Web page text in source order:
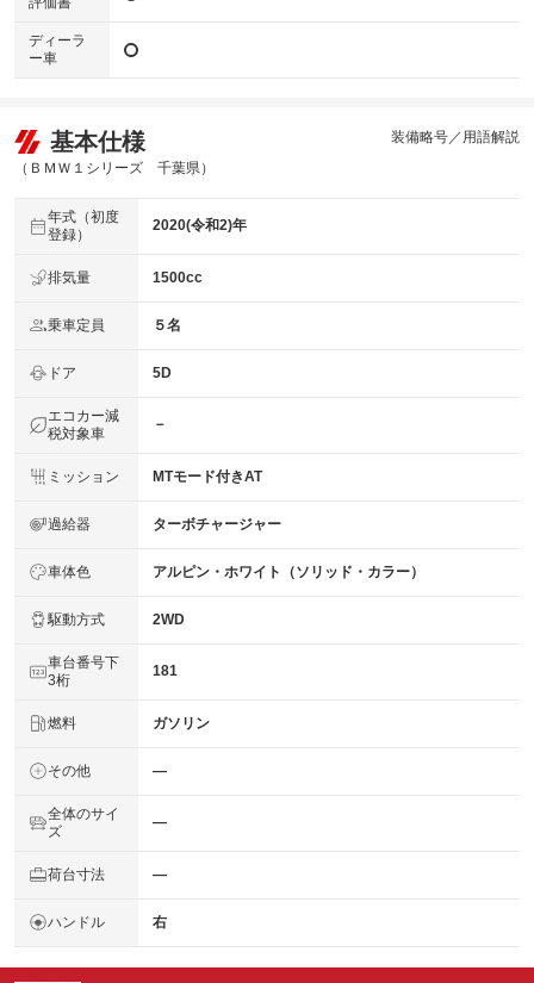
ディーラ
ー車
基本仕様
（ＢＭＷ１シリーズ 千葉県）
装備略号／用語解説
年式（初度
登録）
2020(令和2)年
排気量 1500cc
乗車定員 ５名
ドア 5D
エコカー減
税対象車
－
ミッション MTモード付きAT
過給器 ターボチャージャー
車体色 アルピン・ホワイト（ソリッド・カラー）
駆動方式 2WD
車台番号下
3桁
181
燃料 ガソリン
その他 ―
全体のサイ
ズ
―
荷台寸法 ―
ハンドル 右